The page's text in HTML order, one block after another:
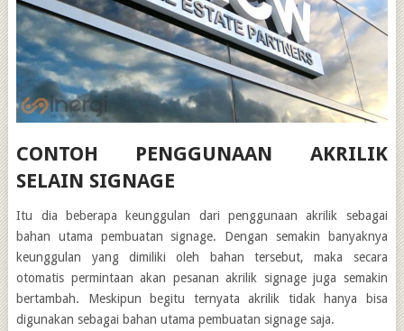
CONTOH PENGGUNAAN AKRILIK
SELAIN SIGNAGE
Itu dia beberapa keunggulan dari penggunaan akrilik sebagai
bahan utama pembuatan signage. Dengan semakin banyaknya
keunggulan yang dimiliki oleh bahan tersebut, maka secara
otomatis permintaan akan pesanan akrilik signage juga semakin
bertambah. Meskipun begitu ternyata akrilik tidak hanya bisa
digunakan sebagai bahan utama pembuatan signage saja.